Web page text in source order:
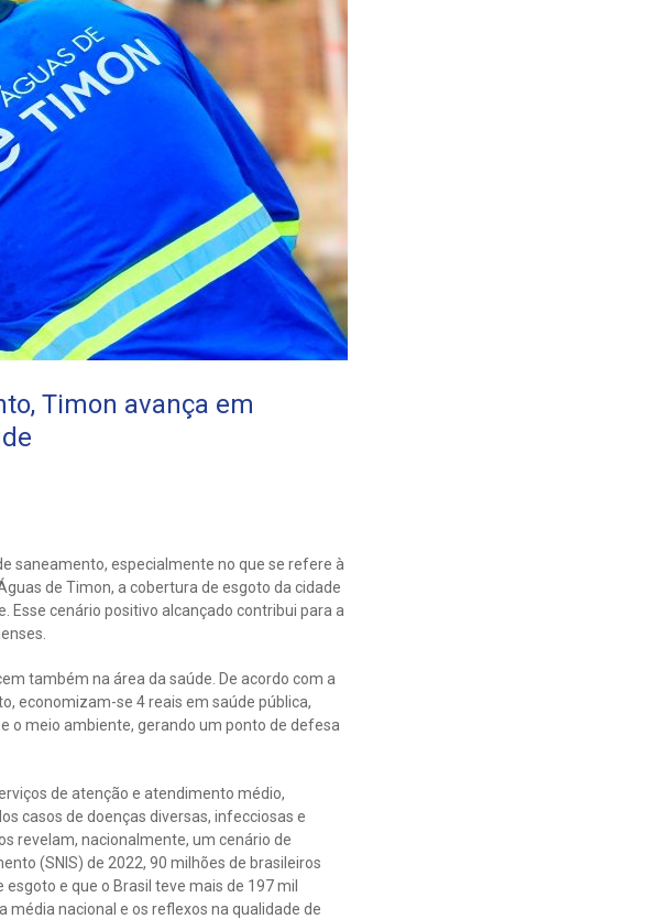
Timon avança em
saneamento, especialmente no que se refere à
de Timon, a cobertura de esgoto da cidade
Esse cenário positivo alcançado contribui para a
também na área da saúde. De acordo com a
economizam-se 4 reais em saúde pública,
o meio ambiente, gerando um ponto de defesa
de atenção e atendimento médio,
casos de doenças diversas, infecciosas e
revelam, nacionalmente, um cenário de
(SNIS) de 2022, 90 milhões de brasileiros
e que o Brasil teve mais de 197 mil
nacional e os reflexos na qualidade de